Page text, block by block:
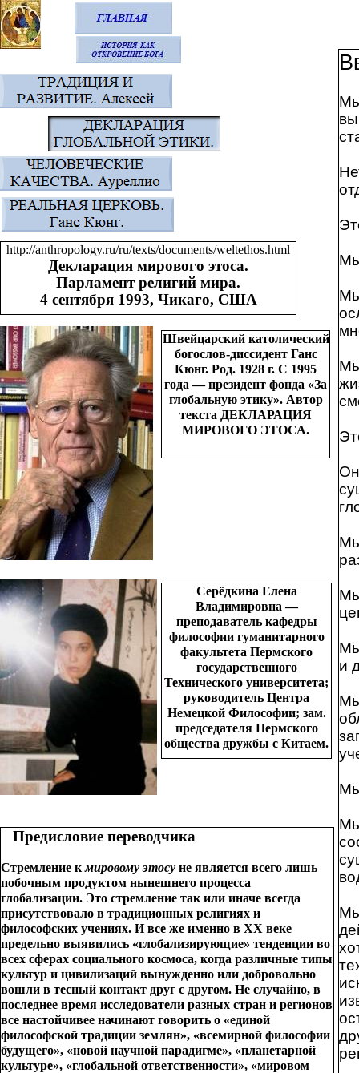
http://anthropology.ru/ru/texts/documents/weltethos.html
Декларация мирового этоса.
Парламент религий мира.
4 сентября 1993, Чикаго, США
Швейцарский католический
богослов-диссидент Ганс
Кюнг. Род. 1928 г. С 1995
года — президент фонда «За
глобальную этику». Автор
текста ДЕКЛАРАЦИЯ
МИРОВОГО ЭТОСА.
Серёдкина Елена
Владимировна —
преподаватель кафедры
философии гуманитарного
факультета Пермского
государственного
Технического университета;
руководитель Центра
Немецкой Философии; зам.
председателя Пермского
общества дружбы с Китаем.
Предисловие переводчика
Стремление кмировому этосу не является всего лишь
побочным продуктом нынешнего процесса
глобализации. Это стремление так или иначе всегда
присутствовало в традиционных религиях и
философских учениях. И все же именно в XX веке
предельно выявились «глобализирующие» тенденции во
всех сферах социального космоса, когда различные типы
культур и цивилизаций вынужденно или добровольно
вошли в тесный контакт друг с другом. Не случайно, в
последнее время исследователи разных стран и регионов
все настойчивее начинают говорить о «единой
философской традиции землян», «всемирной философии
будущего», «новой научной парадигме», «планетарной
культуре», «глобальной ответственности», «мировом
и